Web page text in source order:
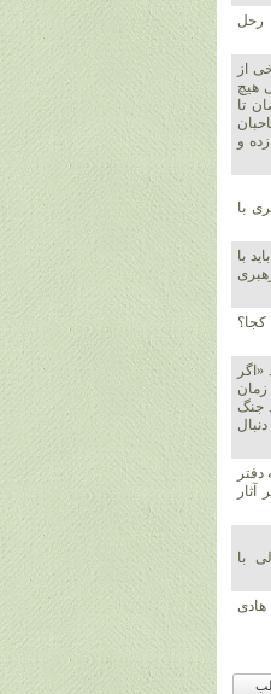
رحل
از
هیچ
تا
و
با
با
کجا؟
جنگ
با
هادی